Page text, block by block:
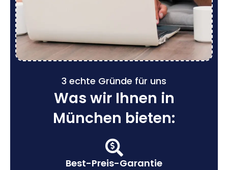
3 echte Gründe für uns
Was wir Ihnen in
München bieten:
Best-Preis-Garantie